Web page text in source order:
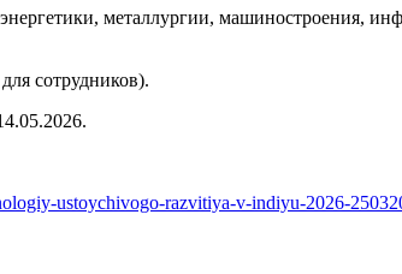
металлургии, машиностроения,
сотрудников).
ustoychivogo-razvitiya-v-indiyu-2026-